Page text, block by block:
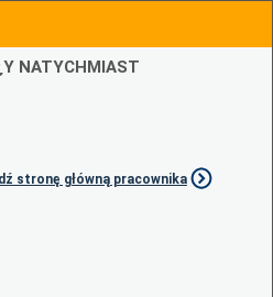
NATYCHMIAST
stronę główną pracownika